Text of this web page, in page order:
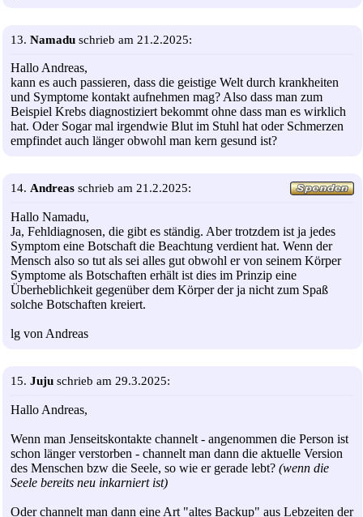
13. Namadu schrieb am 21.2.2025:
Hallo Andreas,
kann es auch passieren, dass die geistige Welt durch krankheiten
und Symptome kontakt aufnehmen mag? Also dass man zum
Beispiel Krebs diagnostiziert bekommt ohne dass man es wirklich
hat. Oder Sogar mal irgendwie Blut im Stuhl hat oder Schmerzen
empfindet auch länger obwohl man kern gesund ist?
14. Andreas schrieb am 21.2.2025:
Hallo Namadu,
Ja, Fehldiagnosen, die gibt es ständig. Aber trotzdem ist ja jedes
Symptom eine Botschaft die Beachtung verdient hat. Wenn der
Mensch also so tut als sei alles gut obwohl er von seinem Körper
Symptome als Botschaften erhält ist dies im Prinzip eine
Überheblichkeit gegenüber dem Körper der ja nicht zum Spaß
solche Botschaften kreiert.
lg von Andreas
15. Juju schrieb am 29.3.2025:
Hallo Andreas,
Wenn man Jenseitskontakte channelt - angenommen die Person ist
schon länger verstorben - channelt man dann die aktuelle Version
des Menschen bzw die Seele, so wie er gerade lebt? (wenn die
Seele bereits neu inkarniert ist)
Oder channelt man dann eine Art "altes Backup" aus Lebzeiten der